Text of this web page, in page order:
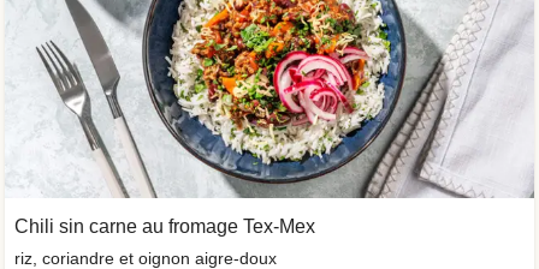
Chili sin carne au fromage Tex-Mex
riz, coriandre et oignon aigre-doux